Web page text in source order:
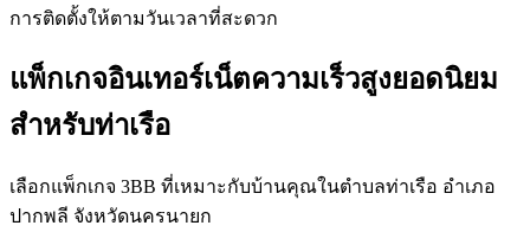
การติดตั้งให้ตามวันเวลาที่สะดวก
แพ็กเกจอินเทอร์เน็ตความเร็วสูงยอดนิยม
สำหรับท่าเรือ
เลือกแพ็กเกจ 3BB ที่เหมาะกับบ้านคุณในตำบลท่าเรือ อำเภอ
ปากพลี จังหวัดนครนายก